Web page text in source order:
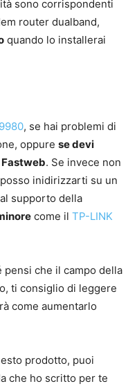
sono corrispondenti
router dualband,
quando lo installerai
, se hai problemi di
oppure se devi
. Se invece non
inidirizzarti su un
supporto della
come il TP-LINK
che il campo della
ti consiglio di leggere
come aumentarlo
prodotto, puoi
che ho scritto per te